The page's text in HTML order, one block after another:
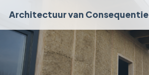
Architectuur van Consequentie